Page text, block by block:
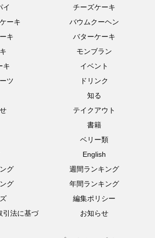
イ
チーズケーキ
ーキ
バウムクーヘン
キ
バターケーキ
モンブラン
キ
イベント
ツ
ドリンク
知る
テイクアウト
書籍
ベリー類
English
グ
週間ランキング
グ
年間ランキング
編集ポリシー
引法に基づ
お知らせ